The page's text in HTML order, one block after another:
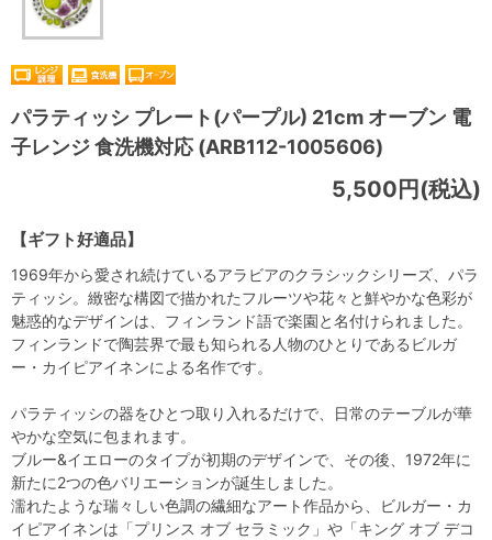
パラティッシ プレート(パープル) 21cm オーブン 電
子レンジ 食洗機対応 (ARB112-1005606)
【ギフト好適品】
5,500円(税込)
1969年から愛され続けているアラビアのクラシックシリーズ、パラ
ティッシ。緻密な構図で描かれたフルーツや花々と鮮やかな色彩が
魅惑的なデザインは、フィンランド語で楽園と名付けられました。
フィンランドで陶芸界で最も知られる人物のひとりであるビルガ
ー・カイピアイネンによる名作です。
パラティッシの器をひとつ取り入れるだけで、日常のテーブルが華
やかな空気に包まれます。
ブルー&イエローのタイプが初期のデザインで、その後、1972年に
新たに2つの色バリエーションが誕生しました。
濡れたような瑞々しい色調の繊細なアート作品から、ビルガー・カ
イピアイネンは「プリンス オブ セラミック」や「キング オブ デコ